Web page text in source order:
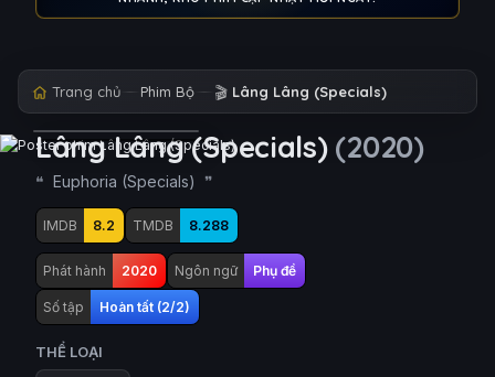
Trang chủ Phim Bộ 🎬 Lâng Lâng (Specials)
Lâng Lâng (Specials) (2020)
Euphoria (Specials)
IMDB 8.2 TMDB 8.288
Phát hành 2020 Ngôn ngữ Phụ đề
Số tập Hoàn tất (2/2)
THỂ LOẠI